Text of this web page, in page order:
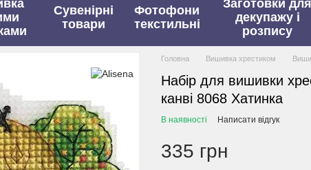
Сувенірні
товари
Фотофони
текстильні
Заготовки для
декупажу і
розпису
Головна Вишивка хрестиком
Набір для вишивки
канві 8068 Хатинка
В наявності Написати відгук
335 грн